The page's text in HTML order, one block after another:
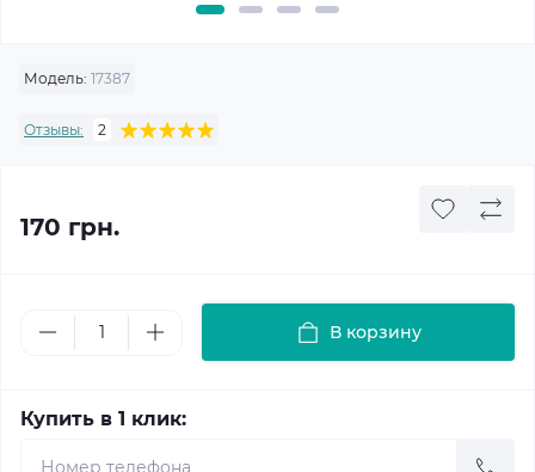
Модель: 17387
Отзывы: 2
170 грн.
В корзину
Купить в 1 клик: